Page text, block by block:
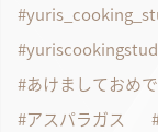
あけましておめ
アスパラガス